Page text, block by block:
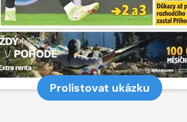
Prolistovat ukázku